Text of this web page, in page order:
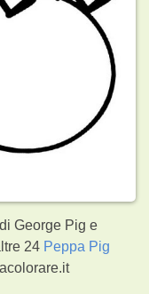
George Pig e
24 Peppa Pig